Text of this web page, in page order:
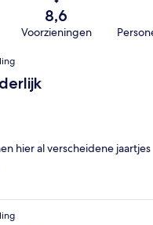
8,6
Voorzieningen
hier al verscheidene jaartjes